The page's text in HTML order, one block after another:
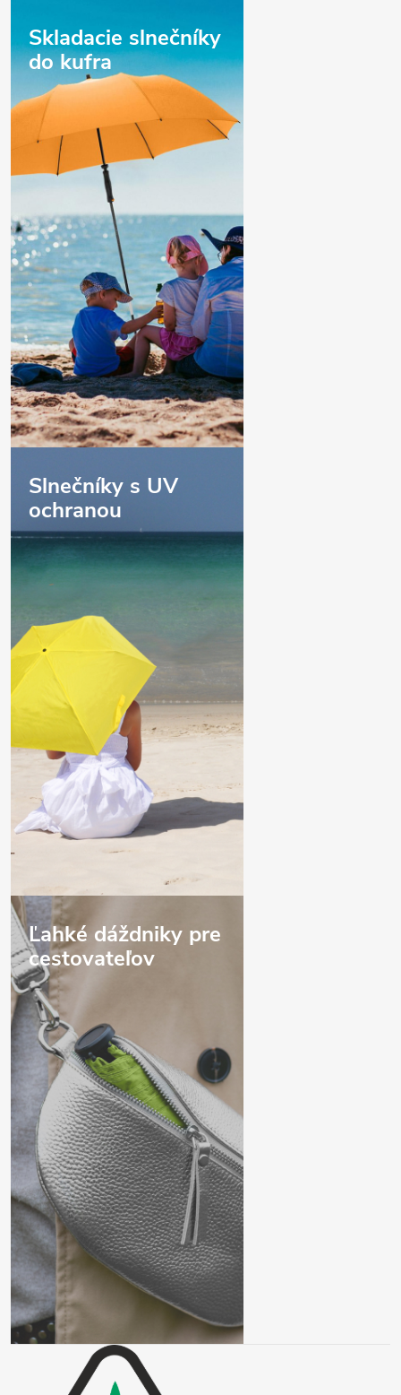
Skladacie slnečníky
do kufra
Slnečníky s UV
ochranou
Ľahké dáždniky pre
cestovateľov